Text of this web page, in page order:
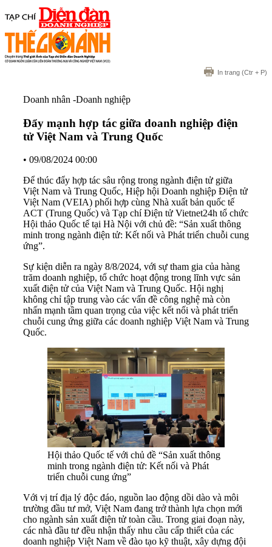
In trang (Ctr + P)
Doanh nhân -Doanh nghiệp
Đẩy mạnh hợp tác giữa doanh nghiệp điện
tử Việt Nam và Trung Quốc
• 09/08/2024 00:00
Để thúc đẩy hợp tác sâu rộng trong ngành điện tử giữa
Việt Nam và Trung Quốc, Hiệp hội Doanh nghiệp Điện tử
Việt Nam (VEIA) phối hợp cùng Nhà xuất bản quốc tế
ACT (Trung Quốc) và Tạp chí Điện tử Vietnet24h tổ chức
Hội thảo Quốc tế tại Hà Nội với chủ đề: “Sản xuất thông
minh trong ngành điện tử: Kết nối và Phát triển chuỗi cung
ứng”.
Sự kiện diễn ra ngày 8/8/2024, với sự tham gia của hàng
trăm doanh nghiệp, tổ chức hoạt động trong lĩnh vực sản
xuất điện tử của Việt Nam và Trung Quốc. Hội nghị
không chỉ tập trung vào các vấn đề công nghệ mà còn
nhấn mạnh tầm quan trọng của việc kết nối và phát triển
chuỗi cung ứng giữa các doanh nghiệp Việt Nam và Trung
Quốc.
Hội thảo Quốc tế với chủ đề “Sản xuất thông
minh trong ngành điện tử: Kết nối và Phát
triển chuỗi cung ứng”
Với vị trí địa lý độc đáo, nguồn lao động dồi dào và môi
trường đầu tư mở, Việt Nam đang trở thành lựa chọn mới
cho ngành sản xuất điện tử toàn cầu. Trong giai đoạn này,
các nhà đầu tư đều nhận thấy nhu cầu cấp thiết của các
doanh nghiệp Việt Nam về đào tạo kỹ thuật, xây dựng đội